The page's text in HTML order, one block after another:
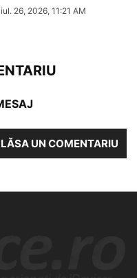
iul. 26, 2026, 11:21 AM
UN COMENTARIU